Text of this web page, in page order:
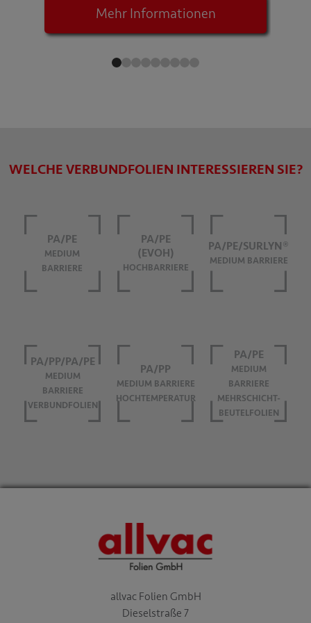
Mehr Informationen
WELCHE VERBUNDFOLIEN INTERESSIEREN SIE?
PA/PE
MEDIUM
BARRIERE
PA/PE
(EVOH)
HOCHBARRIERE
PA/PE/SURLYN®
MEDIUM BARRIERE
PA/PP/PA/PE
MEDIUM
BARRIERE
VERBUNDFOLIEN
PA/PP
MEDIUM BARRIERE
HOCHTEMPERATUR
PA/PE
MEDIUM
BARRIERE
MEHRSCHICHT-
BEUTELFOLIEN
allvac Folien GmbH
Dieselstraße 7